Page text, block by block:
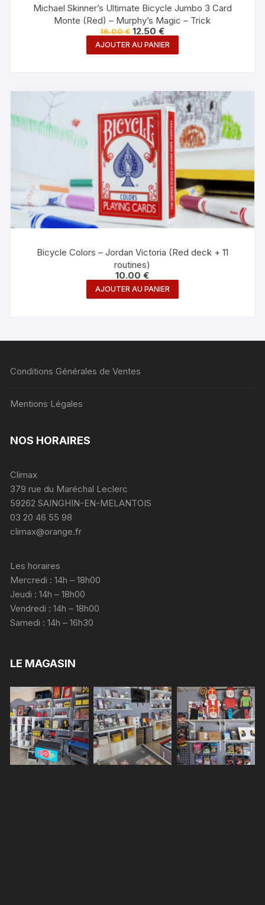
Michael Skinner’s Ultimate Bicycle Jumbo 3 Card
Monte (Red) – Murphy’s Magic – Trick
16.00€ Le
prix
initial
était :
12.50€Le
prix
actuel
est :
AJOUTER AU PANIER
Bicycle Colors – Jordan Victoria (Red deck + 11
routines)
10.00€
AJOUTER AU PANIER
Conditions Générales de Ventes
Mentions Légales
NOS HORAIRES
Climax
379 rue du Maréchal Leclerc
59262 SAINGHIN-EN-MELANTOIS
03 20 46 55 98
climax@orange.fr
Les horaires
Mercredi : 14h – 18h00
Jeudi : 14h – 18h00
Vendredi : 14h – 18h00
Samedi : 14h – 16h30
LE MAGASIN